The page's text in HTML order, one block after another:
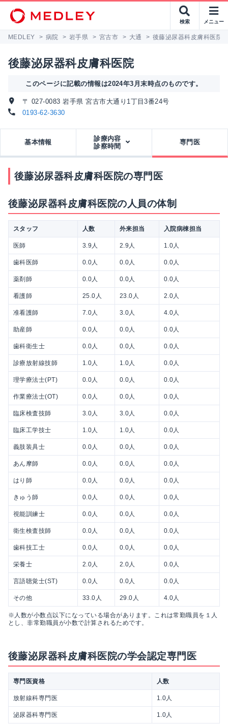
検索 メニュー
MEDLEY > 病院 > 岩手県 > 宮古市 > 大通 > 後藤泌尿器科皮膚科医院
後藤泌尿器科皮膚科医院
このページに記載の情報は2024年3月末時点のものです。
〒 027-0083 岩手県 宮古市大通り1丁目3番24号
0193-62-3630
基本情報
診療内容
診察時間
専門医
後藤泌尿器科皮膚科医院の専門医
後藤泌尿器科皮膚科医院の人員の体制
スタッフ 人数 外来担当 入院病棟担当
医師 3.9人 2.9人 1.0人
歯科医師 0.0人 0.0人 0.0人
薬剤師 0.0人 0.0人 0.0人
看護師 25.0人 23.0人 2.0人
准看護師 7.0人 3.0人 4.0人
助産師 0.0人 0.0人 0.0人
歯科衛生士 0.0人 0.0人 0.0人
診療放射線技師 1.0人 1.0人 0.0人
理学療法士(PT) 0.0人 0.0人 0.0人
作業療法士(OT) 0.0人 0.0人 0.0人
臨床検査技師 3.0人 3.0人 0.0人
臨床工学技士 1.0人 1.0人 0.0人
義肢装具士 0.0人 0.0人 0.0人
あん摩師 0.0人 0.0人 0.0人
はり師 0.0人 0.0人 0.0人
きゅう師 0.0人 0.0人 0.0人
視能訓練士 0.0人 0.0人 0.0人
衛生検査技師 0.0人 0.0人 0.0人
歯科技工士 0.0人 0.0人 0.0人
栄養士 2.0人 2.0人 0.0人
言語聴覚士(ST) 0.0人 0.0人 0.0人
その他 33.0人 29.0人 4.0人
※人数が小数点以下になっている場合があります。これは常勤職員を１人
とし、非常勤職員が小数で計算されるためです。
後藤泌尿器科皮膚科医院の学会認定専門医
専門医資格 人数
放射線科専門医 1.0人
泌尿器科専門医 1.0人